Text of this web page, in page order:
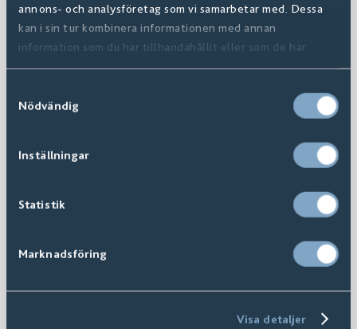
annons- och analysföretag som vi samarbetar med. Dessa
kan i sin tur kombinera informationen med annan
information som du har tillhandahållit eller som de har
samlat in när du har använt deras tjänster.
Nödvändig
Inställningar
Statistik
Marknadsföring
Visa detaljer